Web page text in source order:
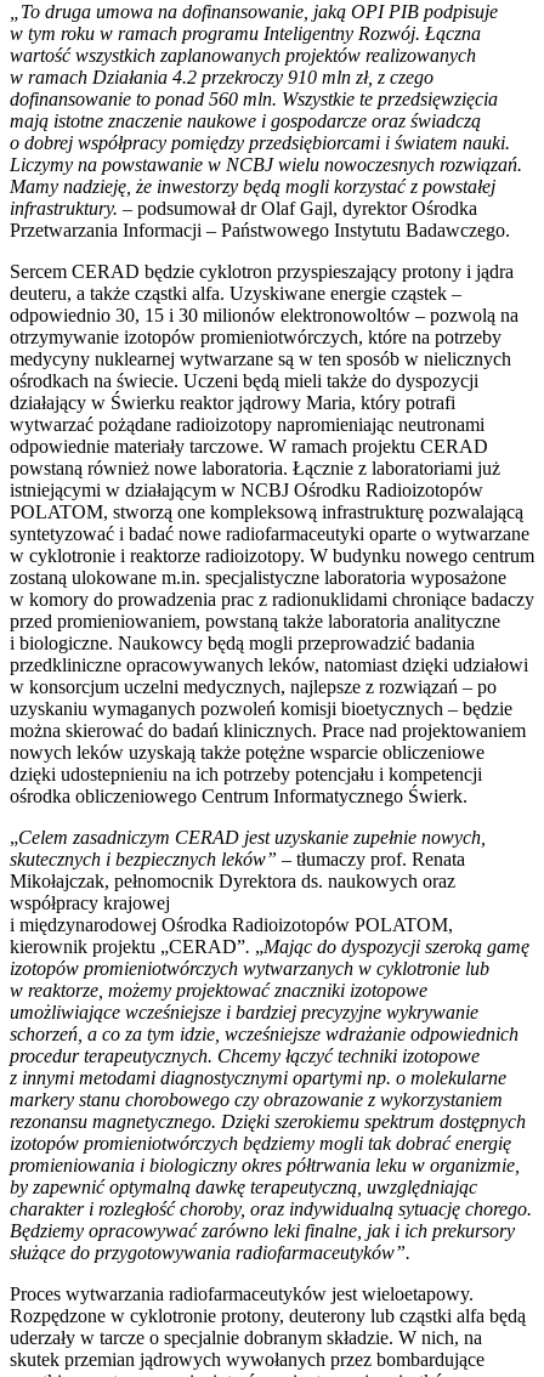
„To druga umowa na dofinansowanie, jaką OPI PIB podpisuje
w tym roku w ramach programu Inteligentny Rozwój. Łączna
wartość wszystkich zaplanowanych projektów realizowanych
w ramach Działania 4.2 przekroczy 910 mln zł, z czego
dofinansowanie to ponad 560 mln. Wszystkie te przedsięwzięcia
mają istotne znaczenie naukowe i gospodarcze oraz świadczą
o dobrej współpracy pomiędzy przedsiębiorcami i światem nauki.
Liczymy na powstawanie w NCBJ wielu nowoczesnych rozwiązań.
Mamy nadzieję, że inwestorzy będą mogli korzystać z powstałej
infrastruktury. – podsumował dr Olaf Gajl, dyrektor Ośrodka
Przetwarzania Informacji – Państwowego Instytutu Badawczego.
Sercem CERAD będzie cyklotron przyspieszający protony i jądra
deuteru, a także cząstki alfa. Uzyskiwane energie cząstek –
odpowiednio 30, 15 i 30 milionów elektronowoltów – pozwolą na
otrzymywanie izotopów promieniotwórczych, które na potrzeby
medycyny nuklearnej wytwarzane są w ten sposób w nielicznych
ośrodkach na świecie. Uczeni będą mieli także do dyspozycji
działający w Świerku reaktor jądrowy Maria, który potrafi
wytwarzać pożądane radioizotopy napromieniając neutronami
odpowiednie materiały tarczowe. W ramach projektu CERAD
powstaną również nowe laboratoria. Łącznie z laboratoriami już
istniejącymi w działającym w NCBJ Ośrodku Radioizotopów
POLATOM, stworzą one kompleksową infrastrukturę pozwalającą
syntetyzować i badać nowe radiofarmaceutyki oparte o wytwarzane
w cyklotronie i reaktorze radioizotopy. W budynku nowego centrum
zostaną ulokowane m.in. specjalistyczne laboratoria wyposażone
w komory do prowadzenia prac z radionuklidami chroniące badaczy
przed promieniowaniem, powstaną także laboratoria analityczne
i biologiczne. Naukowcy będą mogli przeprowadzić badania
przedkliniczne opracowywanych leków, natomiast dzięki udziałowi
w konsorcjum uczelni medycznych, najlepsze z rozwiązań – po
uzyskaniu wymaganych pozwoleń komisji bioetycznych – będzie
można skierować do badań klinicznych. Prace nad projektowaniem
nowych leków uzyskają także potężne wsparcie obliczeniowe
dzięki udostepnieniu na ich potrzeby potencjału i kompetencji
ośrodka obliczeniowego Centrum Informatycznego Świerk.
„Celem zasadniczym CERAD jest uzyskanie zupełnie nowych,
skutecznych i bezpiecznych leków” – tłumaczy prof. Renata
Mikołajczak, pełnomocnik Dyrektora ds. naukowych oraz
współpracy krajowej
i międzynarodowej Ośrodka Radioizotopów POLATOM,
kierownik projektu „CERAD”. „Mając do dyspozycji szeroką gamę
izotopów promieniotwórczych wytwarzanych w cyklotronie lub
w reaktorze, możemy projektować znaczniki izotopowe
umożliwiające wcześniejsze i bardziej precyzyjne wykrywanie
schorzeń, a co za tym idzie, wcześniejsze wdrażanie odpowiednich
procedur terapeutycznych. Chcemy łączyć techniki izotopowe
z innymi metodami diagnostycznymi opartymi np. o molekularne
markery stanu chorobowego czy obrazowanie z wykorzystaniem
rezonansu magnetycznego. Dzięki szerokiemu spektrum dostępnych
izotopów promieniotwórczych będziemy mogli tak dobrać energię
promieniowania i biologiczny okres półtrwania leku w organizmie,
by zapewnić optymalną dawkę terapeutyczną, uwzględniając
charakter i rozległość choroby, oraz indywidualną sytuację chorego.
Będziemy opracowywać zarówno leki finalne, jak i ich prekursory
służące do przygotowywania radiofarmaceutyków”.
Proces wytwarzania radiofarmaceutyków jest wieloetapowy.
Rozpędzone w cyklotronie protony, deuterony lub cząstki alfa będą
uderzały w tarcze o specjalnie dobranym składzie. W nich, na
skutek przemian jądrowych wywołanych przez bombardujące